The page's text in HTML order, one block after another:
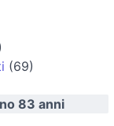
(69)
83 anni